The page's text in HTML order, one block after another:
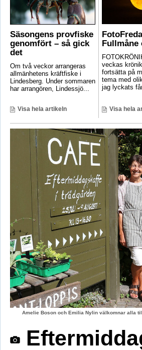
Säsongens provfiske
genomfört – så gick
det
Om två veckor arrangeras
allmänhetens kräftfiske i
Lindesberg. Under sommaren
har arrangören, Lindessjö...
Visa hela artikeln
Fullmåne
veckas
fortsätta på
tema med
jag lyckats
Visa hela
Amelie Boson och Emilia Nylin välkomnar alla